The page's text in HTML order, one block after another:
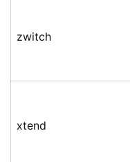
zwitch
xtend